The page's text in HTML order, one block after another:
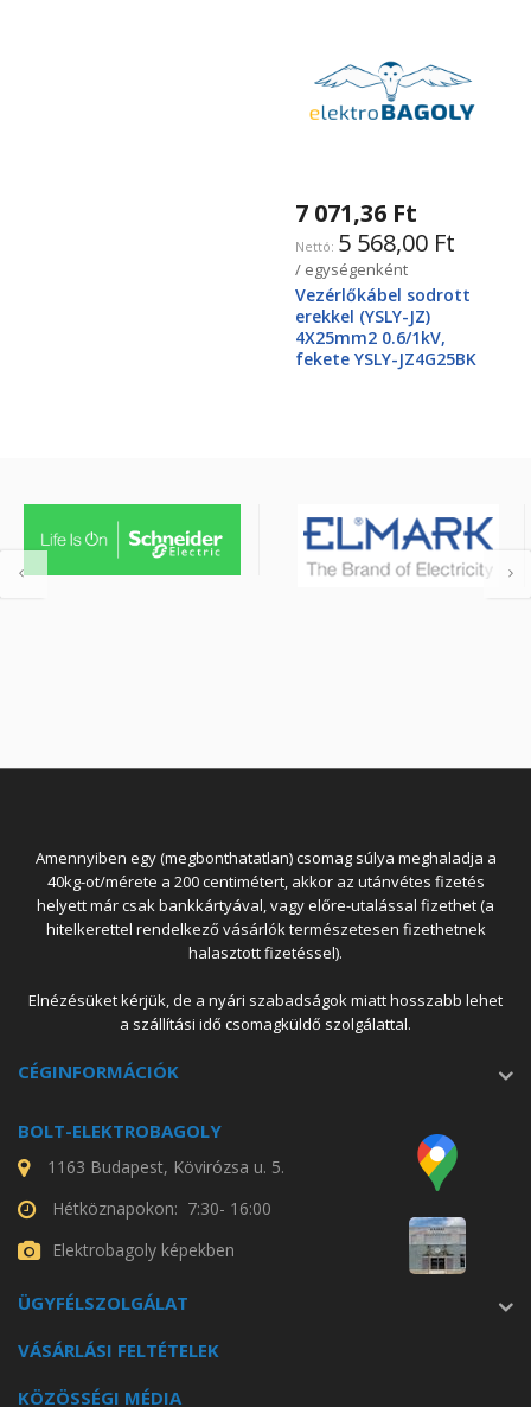
7 071,36 Ft
5 568,00 Ft
/ egységenként
Vezérlőkábel sodrott
erekkel (YSLY-JZ)
4X25mm2 0.6/1kV,
fekete YSLY-JZ4G25BK
Amennyiben egy (megbonthatatlan) csomag súlya meghaladja a
40kg-ot/mérete a 200 centimétert, akkor az utánvétes fizetés
helyett már csak bankkártyával, vagy előre-utalással fizethet (a
hitelkerettel rendelkező vásárlók természetesen fizethetnek
halasztott fizetéssel).
Elnézésüket kérjük, de a nyári szabadságok miatt hosszabb lehet
a szállítási idő csomagküldő szolgálattal.
CÉGINFORMÁCIÓK
BOLT-ELEKTROBAGOLY
1163 Budapest, Kövirózsa u. 5.
Hétköznapokon: 7:30- 16:00
Elektrobagoly képekben
ÜGYFÉLSZOLGÁLAT
VÁSÁRLÁSI FELTÉTELEK
KÖZÖSSÉGI MÉDIA